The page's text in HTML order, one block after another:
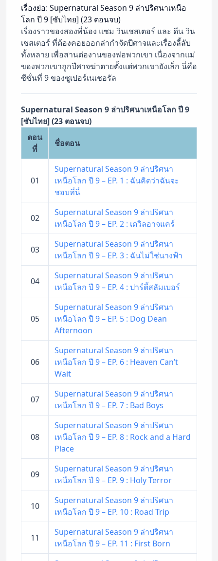
เรื่องย่อ: Supernatural Season 9 ล่าปริศนาเหนือ
โลก ปี 9 [ซับไทย] (23 ตอนจบ)
เรื่องราวของสองพี่น้อง แซม วินเชสเตอร์ และ ดีน วิน
เชสเตอร์ ที่ต้องคอยออกล่ากำจัดปีศาจและเรื่องลี้ลับ
ทั้งหลาย เพื่อสานต่องานของพ่อพวกเขา เนื่องจากแม่
ของพวกเขาถูกปีศาจฆ่าตายตั้งแต่พวกเขายังเล็ก นี่คือ
ซีซั่นที่ 9 ของซูเปอร์เนเชอรัล
Supernatural Season 9 ล่าปริศนาเหนือโลก ปี 9
[ซับไทย] (23 ตอนจบ)
ตอน
ที่
ชื่อตอน
01
Supernatural Season 9 ล่าปริศนา
เหนือโลก ปี 9 – EP. 1 : ฉันคิดว่าฉันจะ
ชอบที่นี่
02
Supernatural Season 9 ล่าปริศนา
เหนือโลก ปี 9 – EP. 2 : เดวิลอาจแคร์
03
Supernatural Season 9 ล่าปริศนา
เหนือโลก ปี 9 – EP. 3 : ฉันไม่ใช่นางฟ้า
04
Supernatural Season 9 ล่าปริศนา
เหนือโลก ปี 9 – EP. 4 : ปาร์ตี้สลัมเบอร์
05
Supernatural Season 9 ล่าปริศนา
เหนือโลก ปี 9 – EP. 5 : Dog Dean
Afternoon
06
Supernatural Season 9 ล่าปริศนา
เหนือโลก ปี 9 – EP. 6 : Heaven Can’t
Wait
07
Supernatural Season 9 ล่าปริศนา
เหนือโลก ปี 9 – EP. 7 : Bad Boys
08
Supernatural Season 9 ล่าปริศนา
เหนือโลก ปี 9 – EP. 8 : Rock and a Hard
Place
09
Supernatural Season 9 ล่าปริศนา
เหนือโลก ปี 9 – EP. 9 : Holy Terror
10
Supernatural Season 9 ล่าปริศนา
เหนือโลก ปี 9 – EP. 10 : Road Trip
11
Supernatural Season 9 ล่าปริศนา
เหนือโลก ปี 9 – EP. 11 : First Born